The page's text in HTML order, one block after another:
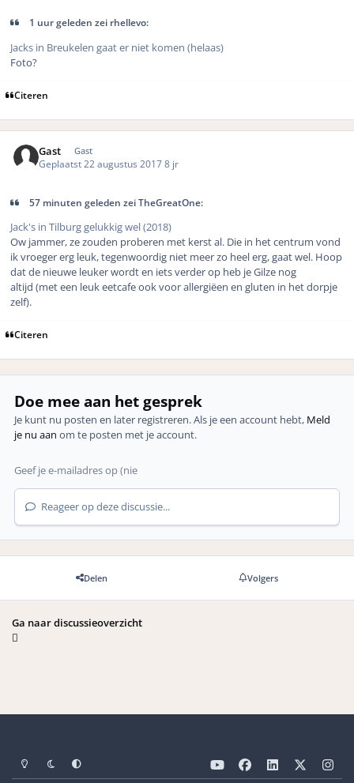
1 uur geleden zei rhellevo:
Jacks in Breukelen gaat er niet komen (helaas)
Foto?
Citeren
Gast Gast
Geplaatst 22 augustus 20178 jr
57 minuten geleden zei TheGreatOne:
Jack's in Tilburg gelukkig wel (2018)
Ow jammer, ze zouden proberen met kerst al. Die in het centrum vond
ik vroeger erg leuk, tegenwoordig niet meer zo heel erg, gaat wel. Hoop
dat de nieuwe leuker wordt en iets verder op heb je Gilze nog
altijd (met een leuk eetcafe ook voor allergiëen en gluten in het dorpje
zelf).
Citeren
Doe mee aan het gesprek
Je kunt nu posten en later registreren. Als je een account hebt, Meld
je nu aan om te posten met je account.
Reageer op deze discussie...
Delen Volgers
Ga naar discussieoverzicht
Light ModeDark ModeSysteemvoorkeuren
o
a
i
n